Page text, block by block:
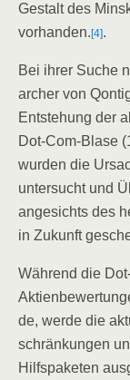
Gestalt des
vor­han­den. [4].
Bei ihrer Suche
ar­cher von
Ent­ste­hung der
Dot-Com-Bla­se
wur­den die
unter­sucht und
ange­sichts des
in Zukunft
Wäh­rend die
de, wer­de die
schrän­kun­gen
Hilfs­pa­ke­ten